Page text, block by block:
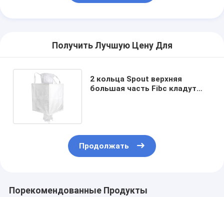
Получить Лучшую Цену Для
2 кольца Spout верхняя
большая часть Fibc кладут
Продолжать
Порекомендованные Продукты